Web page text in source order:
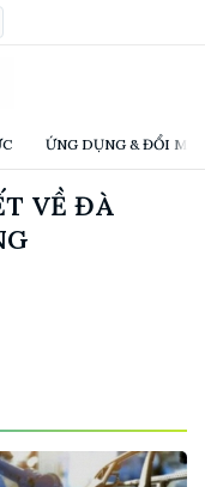
ỨNG DỤNG & ĐỔI
VỀ ĐÀ